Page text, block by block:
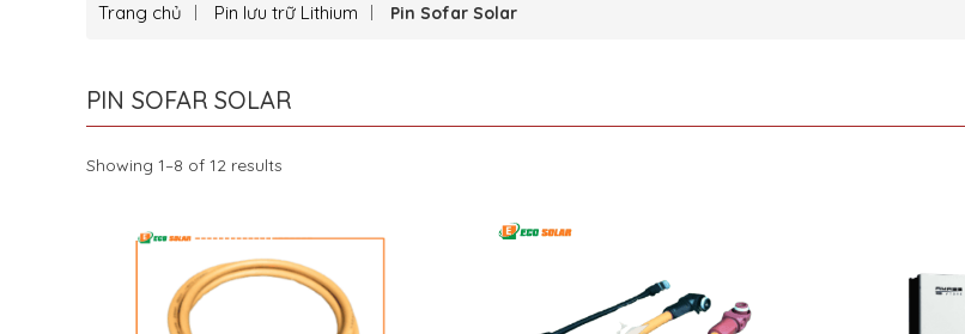
Trang chủ Pin lưu trữ Lithium Pin Sofar Solar
PIN SOFAR SOLAR
Showing 1–8 of 12 results